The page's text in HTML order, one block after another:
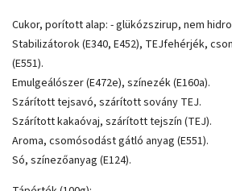
Cukor, porított alap: - glükózszirup, nem
Stabilizátorok (E340, E452), TEJfehérjék,
(E551).
Emulgeálószer (E472e), színezék (E160a).
Szárított tejsavó, szárított sovány TEJ.
Szárított kakaóvaj, szárított tejszín (TEJ).
Aroma, csomósodást gátló anyag (E551).
Só, színezőanyag (E124).